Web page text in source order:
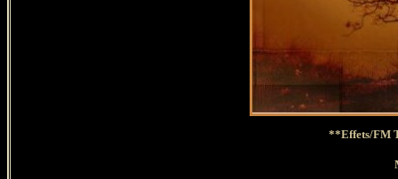
**Effets/FM